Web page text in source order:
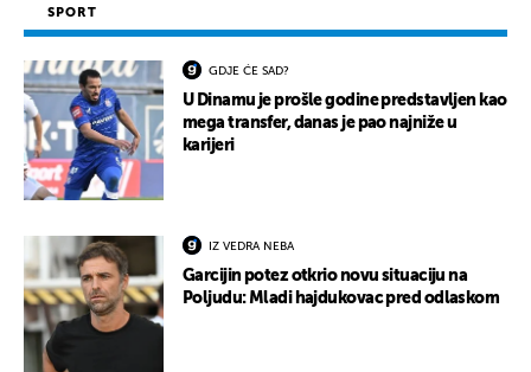
SPORT
GDJE ĆE SAD?
U Dinamu je prošle godine predstavljen kao
mega transfer, danas je pao najniže u
karijeri
IZ VEDRA NEBA
Garcijin potez otkrio novu situaciju na
Poljudu: Mladi hajdukovac pred odlaskom